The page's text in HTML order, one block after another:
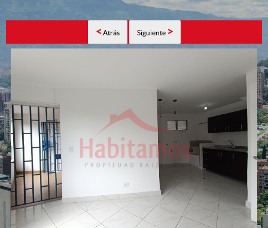
< Atrás Siguiente >